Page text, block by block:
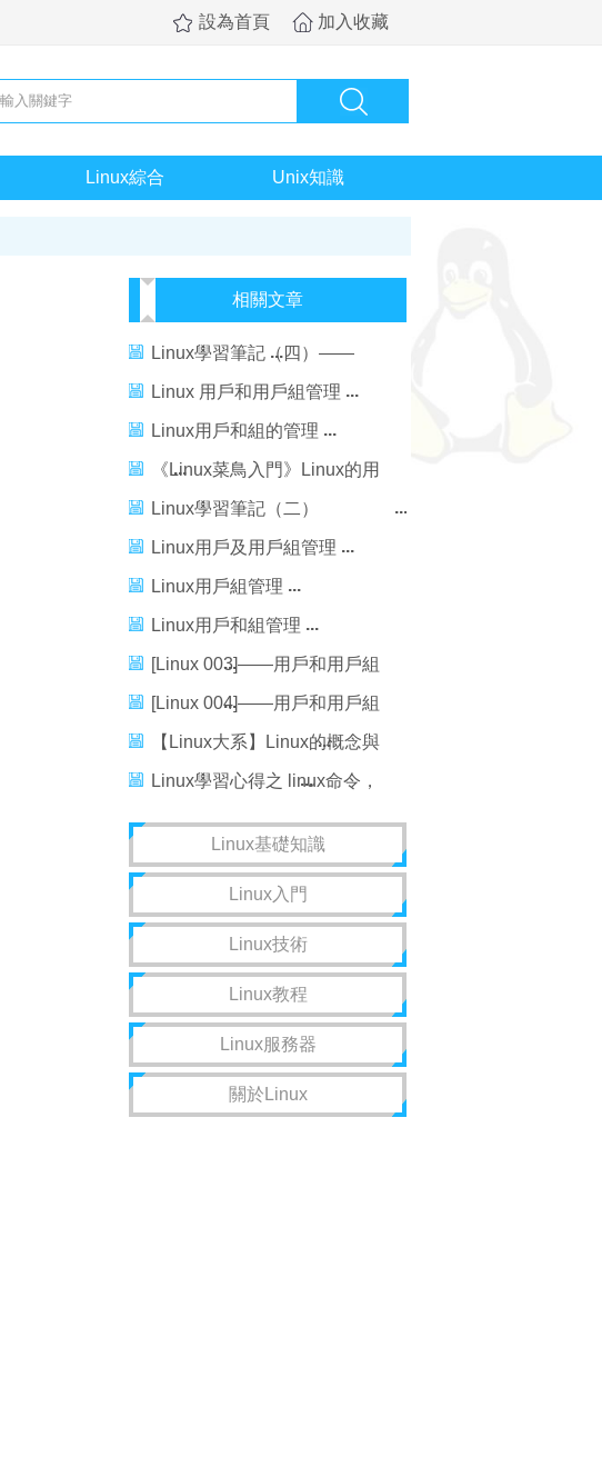
設為首頁 加入收藏
Linux綜合 Unix知識
相關文章
Linux學習筆記（四）——
Linux用戶管理
Linux 用戶和用戶組管理
Linux用戶和組的管理
《Linux菜鳥入門》Linux的用
戶
Linux學習筆記（二）
――Linux用戶管理和權限管理
Linux用戶及用戶組管理
Linux用戶組管理
Linux用戶和組管理
[Linux 003]——用戶和用戶組
以及 Linux 權限管理（一），
linux003
[Linux 004]——用戶和用戶組
以及 Linux 權限管理（二），
linux004
【Linux大系】Linux的概念與
體系，linux概念體系
Linux學習心得之 linux命令，
linux學習心得命令
Linux基礎知識
Linux入門
Linux技術
Linux教程
Linux服務器
關於Linux